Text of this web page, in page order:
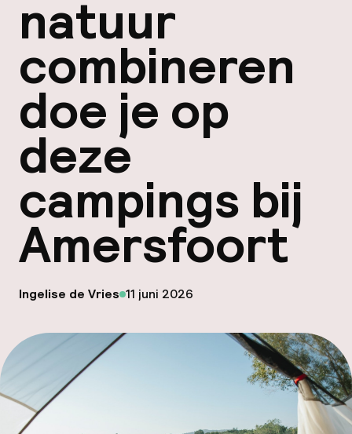
natuur
combineren
doe je op
deze
campings bij
Amersfoort
Gepubliceerd door
Ingelise de Vries op
11 juni 2026